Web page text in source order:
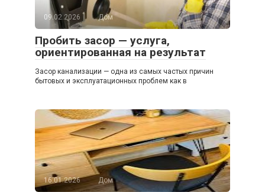
09.02.2026 Дом
Пробить засор — услуга,
ориентированная на результат
Засор канализации — одна из самых частых причин
бытовых и эксплуатационных проблем как в
16.01.2026 Дом